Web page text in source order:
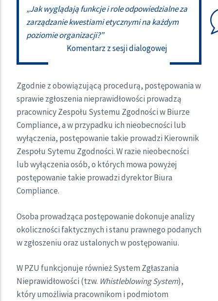
„Jak wyglądają funkcje i role odpowiedzialne za
zarządzanie kwestiami etycznymi na każdym
poziomie organizacji?”
Komentarz z sesji dialogowej
Zgodnie z obowiązującą procedurą, postępowania w
sprawie zgłoszenia nieprawidłowości prowadzą
pracownicy Zespołu Systemu Zgodności w Biurze
Compliance, a w przypadku ich nieobecności lub
wyłączenia, postępowanie takie prowadzi Kierownik
Zespołu Sytemu Zgodności. W razie nieobecności
lub wyłączenia osób, o których mowa powyżej
postępowanie takie prowadzi dyrektor Biura
Compliance.
Osoba prowadząca postępowanie dokonuje analizy
okoliczności faktycznych i stanu prawnego podanych
w zgłoszeniu oraz ustalonych w postępowaniu.
W PZU funkcjonuje również System Zgłaszania
Nieprawidłowości (tzw. Whistleblowing System),
który umożliwia pracownikom i podmiotom